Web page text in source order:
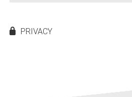
PRIVACY